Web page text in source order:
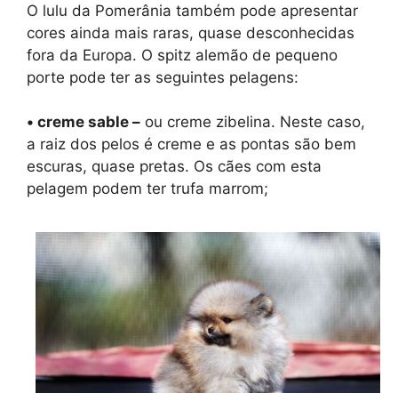
O lulu da Pomerânia também pode apresentar
cores ainda mais raras, quase desconhecidas
fora da Europa. O spitz alemão de pequeno
porte pode ter as seguintes pelagens:
• creme sable – ou creme zibelina. Neste caso,
a raiz dos pelos é creme e as pontas são bem
escuras, quase pretas. Os cães com esta
pelagem podem ter trufa marrom;